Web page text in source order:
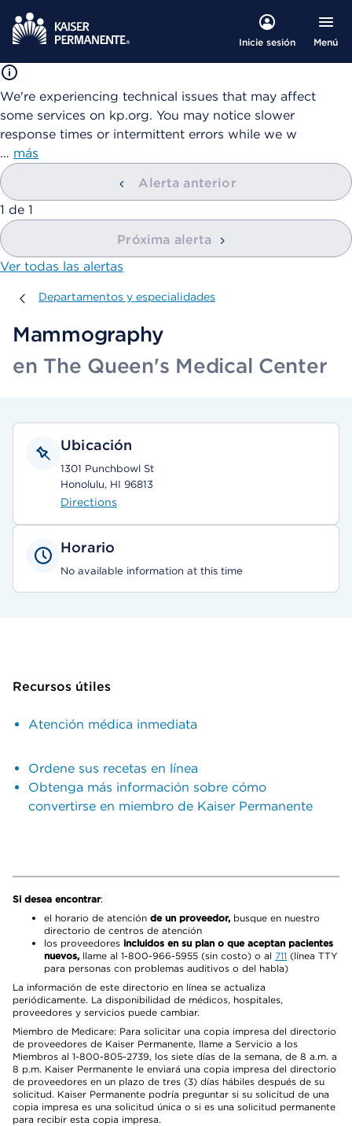
Inicie sesión Menú
We're experiencing technical issues that may affect
some services on kp.org. You may notice slower
response times or intermittent errors while we w
… más
Alerta anterior
mostrando
1 de 1
Próxima alerta
Ver todas las alertas
Departamentos y especialidades
Departamentos y especialidades
Mammography
en The Queen's Medical Center
Ubicación
1301 Punchbowl St
Honolulu, HI 96813
Directions
Horario
No available information at this time
Recursos útiles
Atención médica inmediata
Ordene sus recetas en línea
Obtenga más información sobre cómo
convertirse en miembro de Kaiser Permanente
Si desea encontrar:
el horario de atención de un proveedor, busque en nuestro
directorio de centros de atención
los proveedores incluidos en su plan o que aceptan pacientes
nuevos, llame al 1-800-966-5955 (sin costo) o al 711 (línea TTY
para personas con problemas auditivos o del habla)
La información de este directorio en línea se actualiza
periódicamente. La disponibilidad de médicos, hospitales,
proveedores y servicios puede cambiar.
Miembro de Medicare: Para solicitar una copia impresa del directorio
de proveedores de Kaiser Permanente, llame a Servicio a los
Miembros al 1-800-805-2739, los siete días de la semana, de 8 a.m. a
8 p.m. Kaiser Permanente le enviará una copia impresa del directorio
de proveedores en un plazo de tres (3) días hábiles después de su
solicitud. Kaiser Permanente podría preguntar si su solicitud de una
copia impresa es una solicitud única o si es una solicitud permanente
para recibir esta copia impresa.